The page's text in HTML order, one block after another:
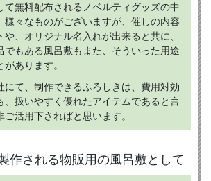
て無料配布されるノベルティグッズの中
様々なものがございますが、催しの内容
、オリジナル名入れが出来ると共に、
でもある風呂敷もまた、そういった用途
あります。
にて、制作できるふろしきは、費用対効
、扱いやすく優れたアイテムであると言
活用下さればと思います。
作される物販用の風呂敷として